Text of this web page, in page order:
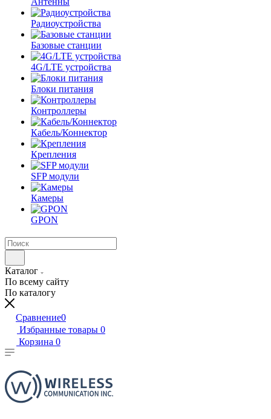
Радиоустройства
Базовые станции
4G/LTE устройства
Блоки питания
Контроллеры
Кабель/Коннектор
Крепления
SFP модули
Камеры
GPON
Каталог
По всему сайту
По каталогу
Сравнение0
Избранные товары 0
Корзина 0